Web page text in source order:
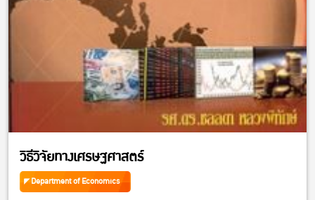
วิธีวิจัยทางเศรษฐศาสตร์
Department of Economics